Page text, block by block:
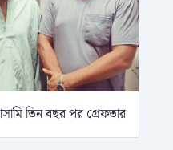
তিন বছর পর গ্রেফতার